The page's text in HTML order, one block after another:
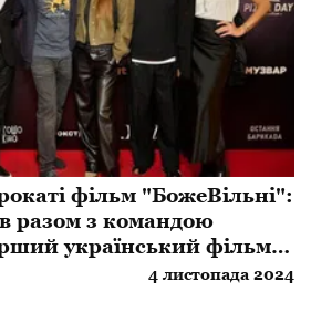
фільм "БожеВільні":
разом з командою
український фільм
психіатрію
4 листопада 2024